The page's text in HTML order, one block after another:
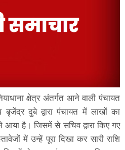
क्षेत्र अंतर्गत आने वाली पंचायत
दुबे द्वारा पंचायत में लाखों का
आया है। जिसमें से सचिव द्वारा किए गए
में उन्हें पूरा दिखा कर सारी राशि